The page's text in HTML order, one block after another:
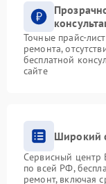
Точные прайс-
ремонта,
бесплатной
сайте
Широкий
Сервисный центр
по всей РФ,
ремонт, включая